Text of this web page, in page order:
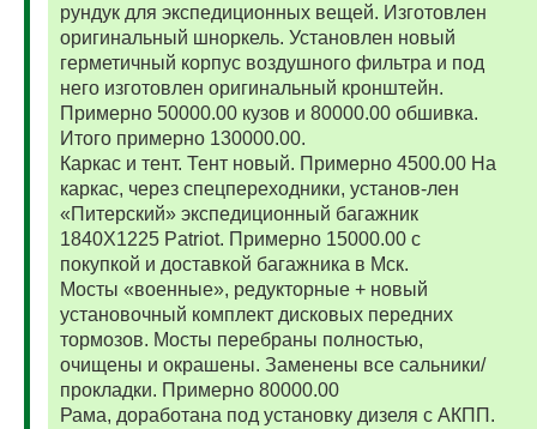
рундук для экспедиционных вещей. Изготовлен
оригинальный шноркель. Установлен новый
герметичный корпус воздушного фильтра и под
него изготовлен оригинальный кронштейн.
Примерно 50000.00 кузов и 80000.00 обшивка.
Итого примерно 130000.00.
Каркас и тент. Тент новый. Примерно 4500.00 На
каркас, через спецпереходники, установ-лен
«Питерский» экспедиционный багажник
1840Х1225 Patriot. Примерно 15000.00 с
покупкой и доставкой багажника в Мск.
Мосты «военные», редукторные + новый
установочный комплект дисковых передних
тормозов. Мосты перебраны полностью,
очищены и окрашены. Заменены все сальники/
прокладки. Примерно 80000.00
Рама, доработана под установку дизеля с АКПП.